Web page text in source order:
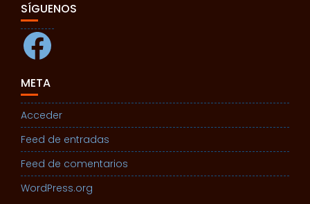
SÍGUENOS
Facebook
META
Acceder
Feed de entradas
Feed de comentarios
WordPress.org